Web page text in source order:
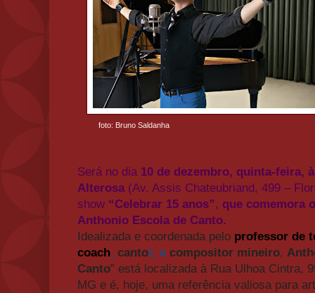
foto: Bruno Saldanha
Será no dia 10 de dezembro, quinta-feira,
Alterosa (Av. Assis Chateubriand, 499 –
show “Celebrar 15 anos”, que comemora
Anthonio Escola de Canto.
Idealizada e coordenada pelo professor de
coach, cantor, e compositor mineiro,
Canto” está localizada à Rua Ulhoa Cintra,
MG e é, hoje, uma referência valiosa para